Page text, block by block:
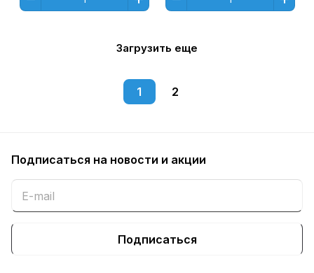
Загрузить еще
1 2
Подписаться на новости и акции
Подписаться